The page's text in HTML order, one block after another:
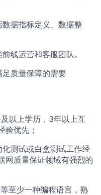
据指标定义、数据整
线运营和客服团队。
质量保障的需要
以上学历，3年以上互
验优先；
测试或白盒测试工作经
网质量保证领域有强烈的
至少一种编程语言，熟